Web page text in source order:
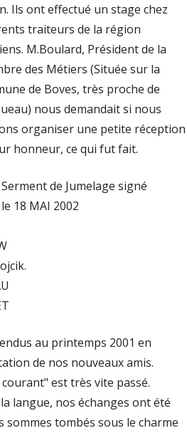
Ils ont effectué un stage chez
traiteurs de la région
M.Boulard, Président de la
des Métiers (Située sur la
de Boves, très proche de
nous demandait si nous
organiser une petite réception
honneur, ce qui fut fait.
Serment de Jumelage signé
le 18 MAI 2002
au printemps 2001 en
de nos nouveaux amis.
est très vite passé.
langue, nos échanges ont été
tombés sous le charme